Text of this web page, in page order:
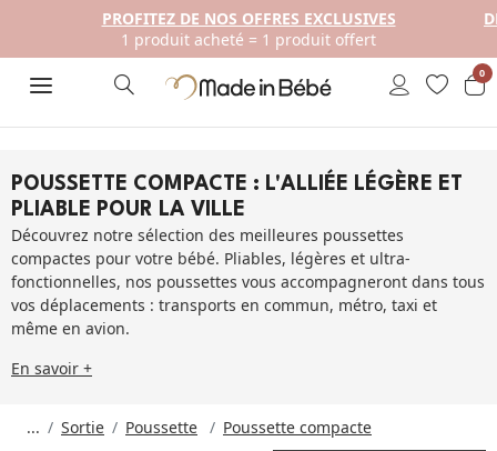
PROFITEZ DE NOS OFFRES EXCLUSIVES
1 produit acheté = 1 produit offert
0
POUSSETTE COMPACTE : L'ALLIÉE LÉGÈRE ET
PLIABLE POUR LA VILLE
Découvrez notre sélection des meilleures poussettes
compactes pour votre bébé. Pliables, légères et ultra-
fonctionnelles, nos poussettes vous accompagneront dans tous
vos déplacements : transports en commun, métro, taxi et
même en avion.
En savoir +
... Sortie Poussette Poussette compacte